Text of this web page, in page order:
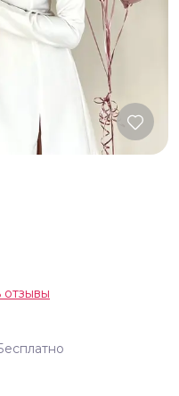
отзывы